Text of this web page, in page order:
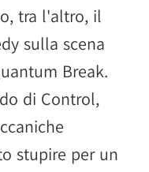
tra l'altro, il
sulla scena
Break.
di Control,
stupire per un